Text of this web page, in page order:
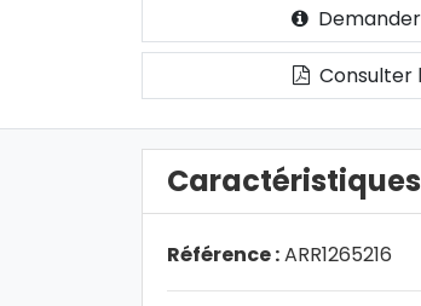
Consulter
Caractéristiques
Référence :ARR1265216